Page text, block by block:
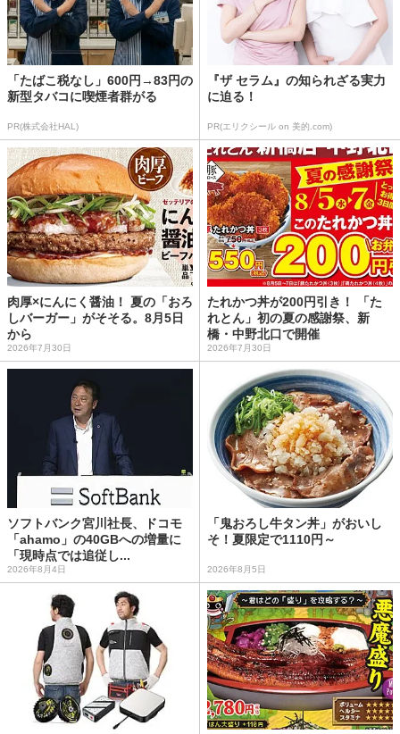
「たばこ税なし」600円→83円の
新型タバコに喫煙者群がる
PR(株式会社HAL)
『ザ セラム』の知られざる実力
に迫る！
PR(エリクシール on 美的.com)
肉厚×にんにく醤油！ 夏の「おろ
しバーガー」がそそる。8月5日
から
2026年7月30日
たれかつ丼が200円引き！ 「た
れとん」初の夏の感謝祭、新
橋・中野北口で開催
2026年7月30日
ソフトバンク宮川社長、ドコモ
「ahamo」の40GBへの増量に
「現時点では追従し...
2026年8月4日
「鬼おろし牛タン丼」がおいし
そ！夏限定で1110円～
2026年8月5日